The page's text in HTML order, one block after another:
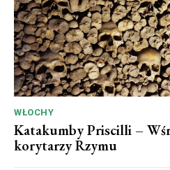
WŁOCHY
Katakumby Priscilli –
korytarzy Rzymu